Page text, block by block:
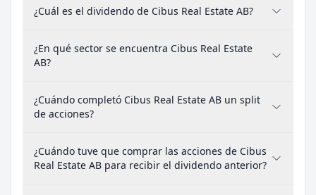
¿Cuál es el dividendo de Cibus Real Estate AB?
¿En qué sector se encuentra Cibus Real Estate
AB?
¿Cuándo completó Cibus Real Estate AB un split
de acciones?
¿Cuándo tuve que comprar las acciones de Cibus
Real Estate AB para recibir el dividendo anterior?